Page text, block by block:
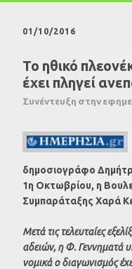
01/10/2016
Το ηθικό
έχει πληγεί
Συνέντευξη στην
δημοσιογράφο
1η Οκτωβρίου, η
Συμπαράταξης Χαρά
Μετά τις τελευταίες
αδειών, η Φ. Γεννηματά
νομικά ο διαγωνισμός